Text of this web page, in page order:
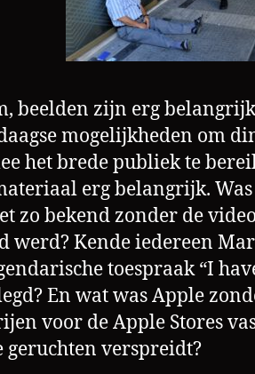
beelden zijn erg
mogelijkheden om
het brede publiek te
erg belangrijk. Was
zo bekend zonder de
werd? Kende iedereen
toespraak “I
En wat was Apple
voor de Apple Stores
geruchten verspreidt?